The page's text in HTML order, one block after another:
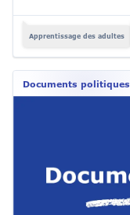
Apprentissage des adultes
Documents politiques